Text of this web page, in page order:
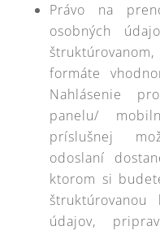
Právo na
osobných
formáte
Nahlásenie
panelu/
príslušnej
odoslaní
ktorom si
štruktúrovanou
údajov,